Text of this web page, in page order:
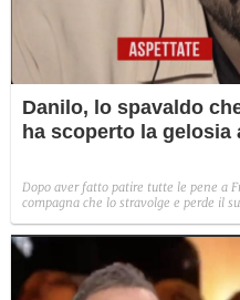
Danilo, lo spavaldo
ha scoperto la gelosia
Dopo aver fatto patire tutte le pene a
compagna che lo stravolge e perde il